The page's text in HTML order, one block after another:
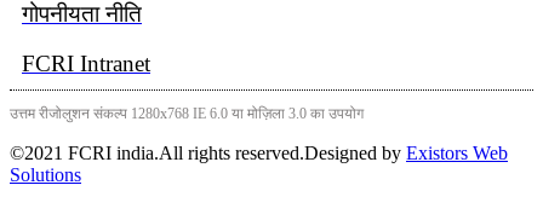
गोपनीयता नीति
FCRI Intranet
उत्तम रीजोलुशन संकल्प 1280x768 IE 6.0 या मोज़िला 3.0 का उपयोग
©2021 FCRI india.All rights reserved.Designed by Existors Web
Solutions